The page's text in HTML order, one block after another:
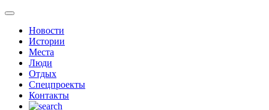
Новости
Истории
Места
Люди
Отдых
Спецпроекты
Контакты